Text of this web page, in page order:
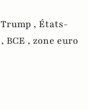
, États-
BCE , zone euro